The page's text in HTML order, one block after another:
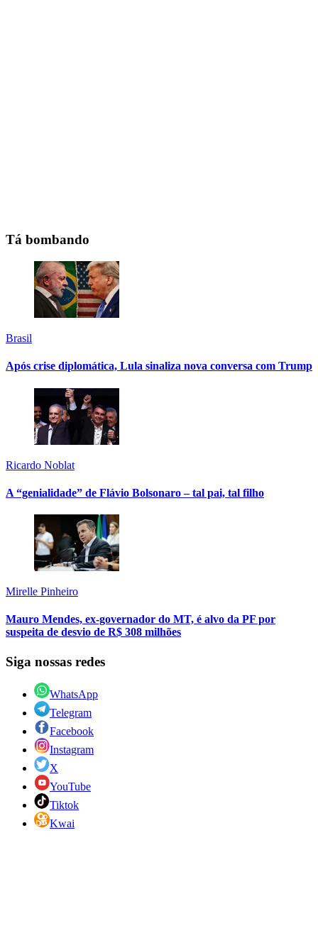
Tá bombando
Brasil
Após crise diplomática, Lula sinaliza nova conversa com Trump
Ricardo Noblat
A “genialidade” de Flávio Bolsonaro – tal pai, tal filho
Mirelle Pinheiro
Mauro Mendes, ex-governador do MT, é alvo da PF por
suspeita de desvio de R$ 308 milhões
Siga nossas redes
WhatsApp
Telegram
Facebook
Instagram
X
YouTube
Tiktok
Kwai